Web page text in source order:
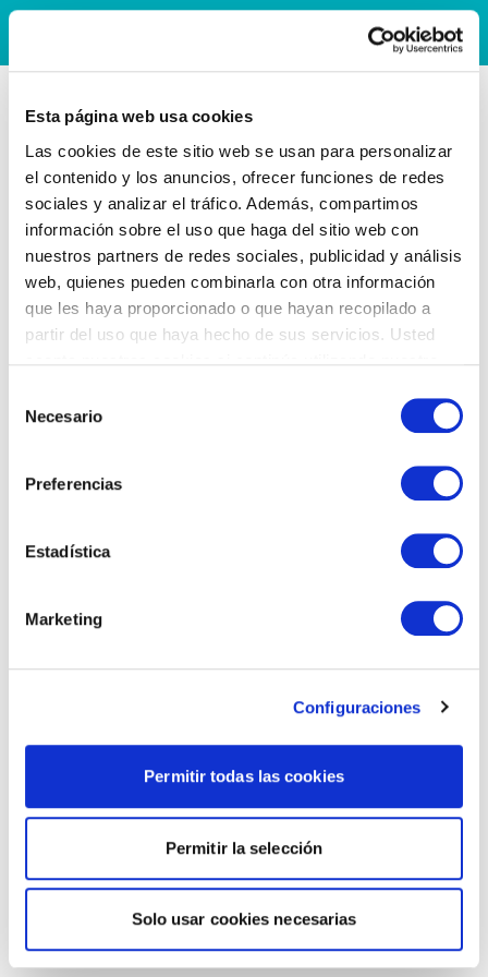
Esta página web usa cookies
Las cookies de este sitio web se usan para personalizar
el contenido y los anuncios, ofrecer funciones de redes
sociales y analizar el tráfico. Además, compartimos
información sobre el uso que haga del sitio web con
nuestros partners de redes sociales, publicidad y análisis
web, quienes pueden combinarla con otra información
que les haya proporcionado o que hayan recopilado a
partir del uso que haya hecho de sus servicios. Usted
Necesario
Preferencias
Estadística
Marketing
Configuraciones
Permitir todas las cookies
Permitir la selección
Solo usar cookies necesarias